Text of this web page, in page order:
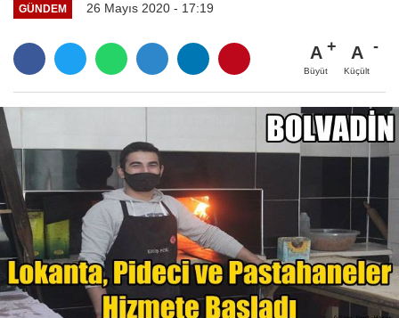
GÜNDEM 26 Mayıs 2020 - 17:19
A
Büyüt
A
Küçült